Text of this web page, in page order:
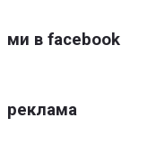
ми в facebook
реклама